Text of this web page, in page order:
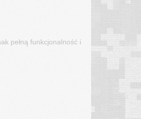
pełną funkcjonalność i